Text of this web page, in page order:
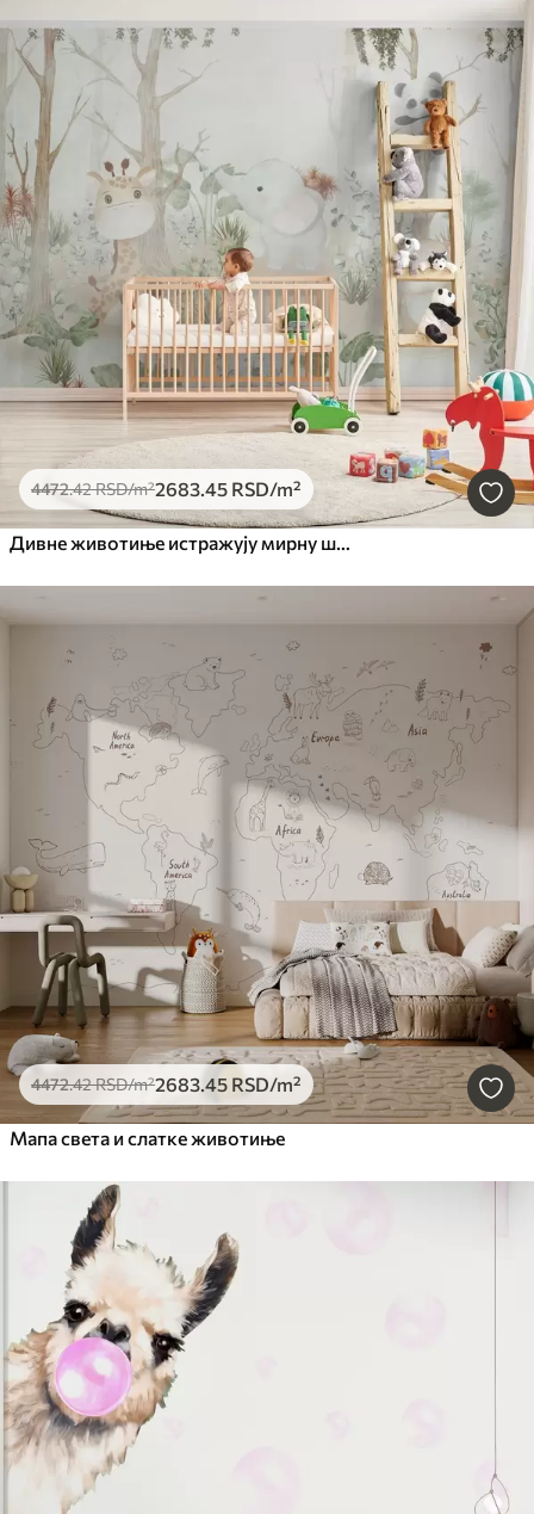
4472.42RSD/m²2683.45 RSD/m²
Дивне животиње истражују мирну шуму
4472.42RSD/m²2683.45 RSD/m²
Мапа света и слатке животиње